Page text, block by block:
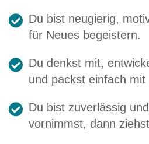
Du bist neugierig,
für Neues begeistern.
Du denkst mit,
und packst einfach mit
Du bist zuverlässig
vornimmst, dann